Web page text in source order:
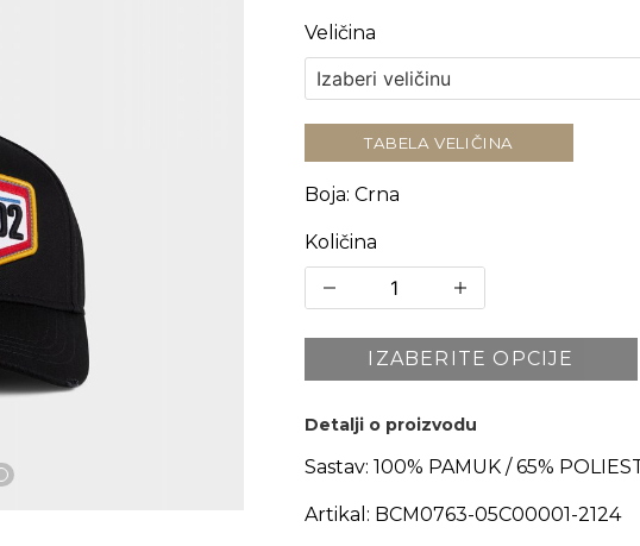
Veličina
TABELA VELIČINA
Boja: Crna
Količina
IZABERITE OPCIJE
Detalji o proizvodu
Sastav: 100% PAMUK / 65%
Artikal: BCM0763-05C00001-2124